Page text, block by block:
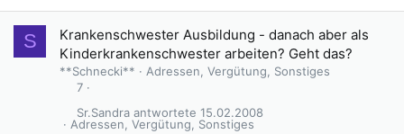
S
Krankenschwester Ausbildung - danach aber als
Kinderkrankenschwester arbeiten? Geht das?
**Schnecki**
Adressen, Vergütung, Sonstiges
7
Adressen, Vergütung, Sonstiges
15.02.2008
Sr.Sandra